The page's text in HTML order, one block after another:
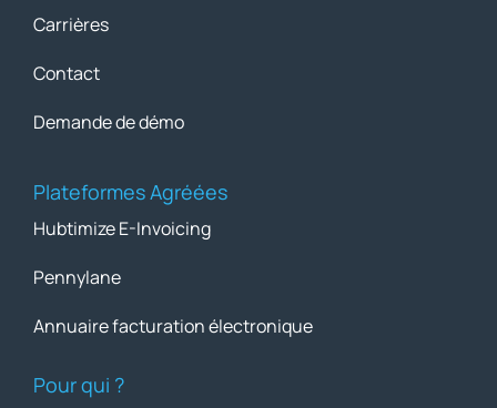
Carrières
Contact
Demande de démo
Plateformes Agréées
Hubtimize E-Invoicing
Pennylane
Annuaire facturation électronique
Pour qui ?